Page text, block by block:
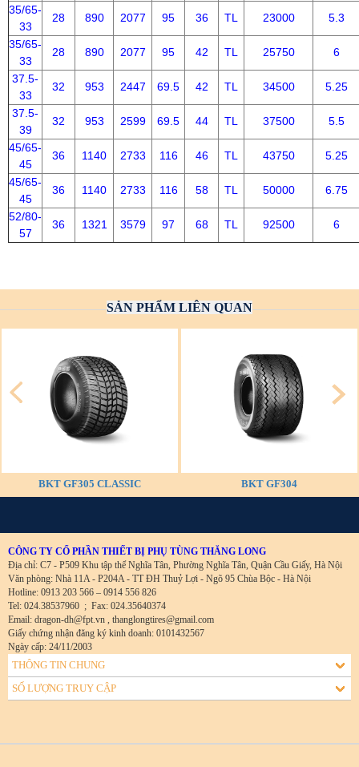
35/65-
33
28 890 2077 95 36 TL 23000 5.3
35/65-
33
28 890 2077 95 42 TL 25750 6
37.5-
33
32 953 2447 69.5 42 TL 34500 5.25
37.5-
39
32 953 2599 69.5 44 TL 37500 5.5
45/65-
45
36 1140 2733 116 46 TL 43750 5.25
45/65-
45
36 1140 2733 116 58 TL 50000 6.75
52/80-
57
36 1321 3579 97 68 TL 92500 6
SẢN PHẨM LIÊN QUAN
BKT GF305 CLASSIC BKT GF304
CÔNG TY CỔ PHẦN THIẾT BỊ PHỤ TÙNG THĂNG LONG
Địa chỉ: C7 - P509 Khu tập thể Nghĩa Tân, Phường Nghĩa Tân, Quận Cầu Giấy, Hà Nội
Văn phòng: Nhà 11A - P204A - TT ĐH Thuỷ Lợi - Ngõ 95 Chùa Bộc - Hà Nội
Hotline: 0913 203 566 – 0914 556 826
Tel: 024.38537960 ; Fax: 024.35640374
Email: dragon-dh@fpt.vn , thanglongtires@gmail.com
Giấy chứng nhận đăng ký kinh doanh: 0101432567
Ngày cấp: 24/11/2003
THÔNG TIN CHUNG
SỐ LƯỢNG TRUY CẬP